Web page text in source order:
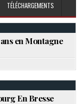
TÉLÉCHARGEMENTS
en Montagne
En Bresse